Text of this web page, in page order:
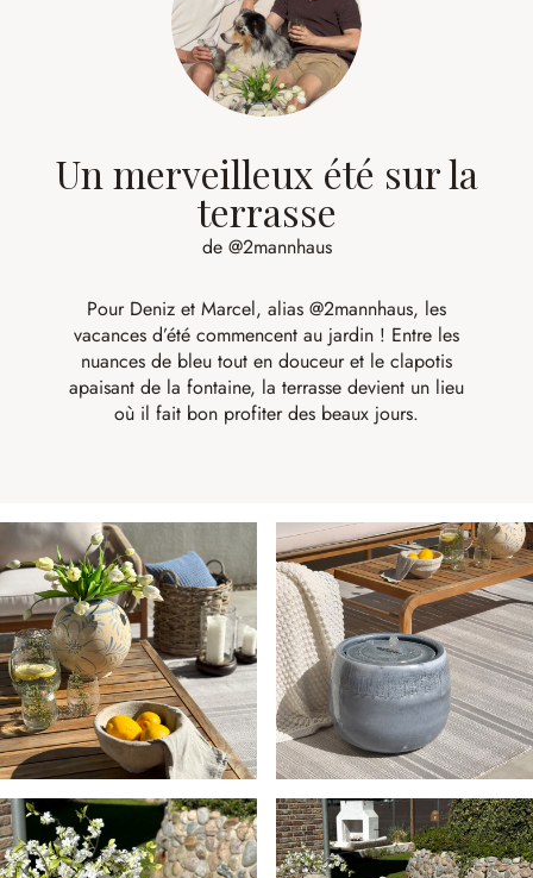
Un merveilleux été sur la
terrasse
de @2mannhaus
Pour Deniz et Marcel, alias @2mannhaus, les
vacances d’été commencent au jardin ! Entre les
nuances de bleu tout en douceur et le clapotis
apaisant de la fontaine, la terrasse devient un lieu
où il fait bon profiter des beaux jours.